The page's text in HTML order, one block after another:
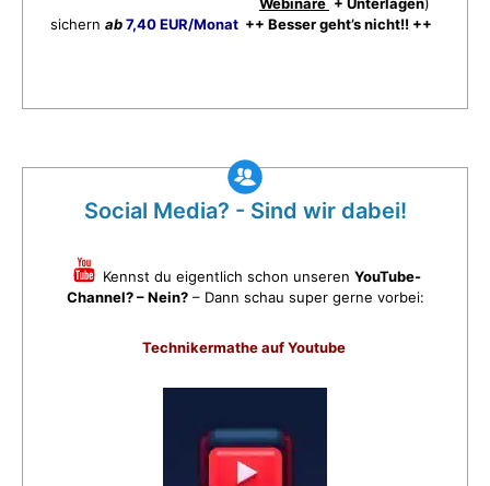
sichern ab7,40 EUR/Monat ++ Besser geht’s nicht!! ++
Social Media? - Sind wir dabei!
Kennst du eigentlich schon unseren YouTube-
Channel? – Nein?– Dann schau super gerne vorbei:
Technikermathe auf Youtube